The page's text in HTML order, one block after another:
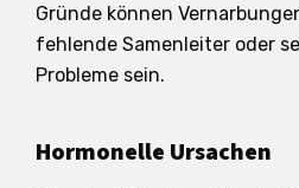
Gründe können
fehlende Samenleiter oder
Probleme sein.
Hormonelle Ursachen